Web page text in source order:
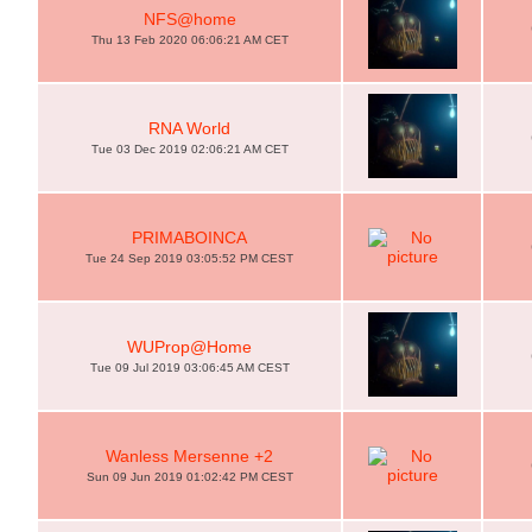
NFS@home
Thu 13 Feb 2020 06:06:21 AM CET
RNA World
Tue 03 Dec 2019 02:06:21 AM CET
PRIMABOINCA
Tue 24 Sep 2019 03:05:52 PM CEST
WUProp@Home
Tue 09 Jul 2019 03:06:45 AM CEST
Wanless Mersenne +2
Sun 09 Jun 2019 01:02:42 PM CEST